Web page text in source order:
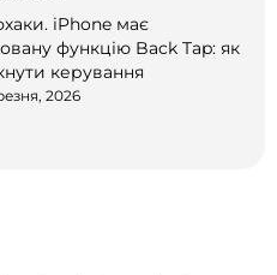
iPhone має
функцію Back Tap: як
керування
2026